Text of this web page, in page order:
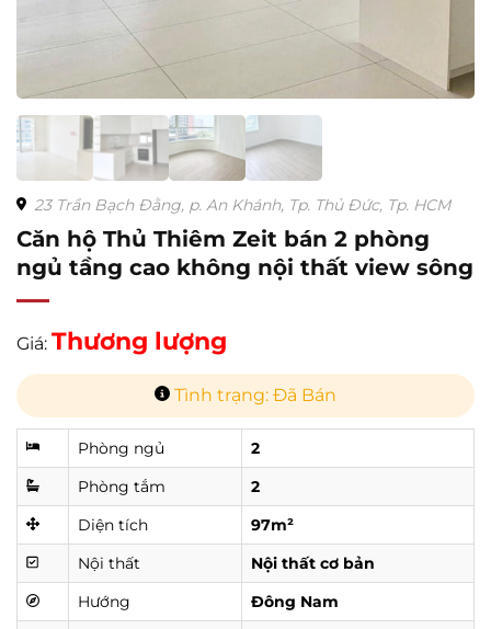
23 Trần Bạch Đằng, p. An Khánh, Tp. Thủ Đức, Tp. HCM
Căn hộ Thủ Thiêm Zeit bán 2 phòng
ngủ tầng cao không nội thất view sông
Giá: Thương lượng
Tình trạng: Đã Bán
Phòng ngủ
2
Phòng tắm
2
Diện tích
97m²
Nội thất
Nội thất cơ bản
Hướng
Đông Nam